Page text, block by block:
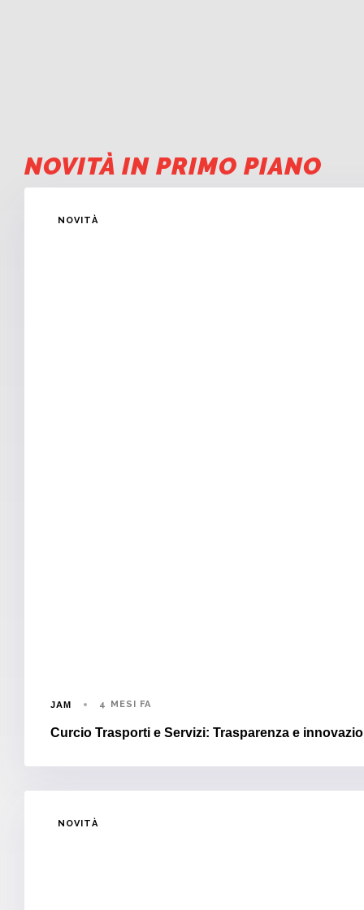
NOVITÀ IN PRIMO PIANO
NOVITÀ
JAM 4 MESI FA
Curcio Trasporti e Servizi: Trasparenza e
NOVITÀ